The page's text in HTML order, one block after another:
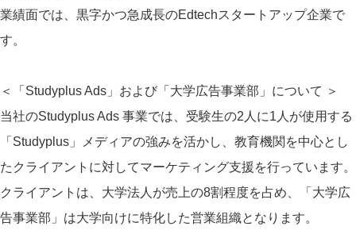
業績面では、黒字かつ急成長のEdtechスタートアップ企業で
す。
＜「Studyplus Ads」および「大学広告事業部」について ＞
当社のStudyplus Ads 事業では、受験生の2人に1人が使用する
「Studyplus」メディアの強みを活かし、教育機関を中心とし
たクライアントに対してマーケティング支援を行っています。
クライアントは、大学法人が売上の8割程度を占め、「大学広
告事業部」は大学向けに特化した営業組織となります。